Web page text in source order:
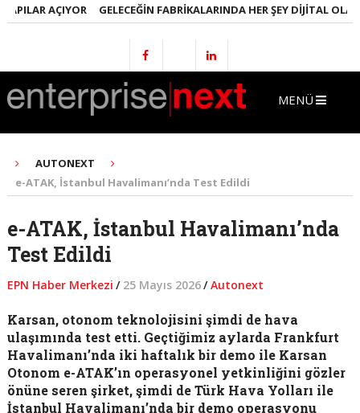
AÇIYOR GELECEĞIN FABRIKALARINDA HER ŞEY DIJITAL OLACAK
MENÜ
AUTONEXT
e-ATAK, İstanbul Havalimanı’nda Test Edildi
e-ATAK, İstanbul Havalimanı’nda
Test Edildi
EPN Haber Merkezi / 25 Mayıs 2026/ Autonext
Karsan, otonom teknolojisini şimdi de hava
ulaşımında test etti. Geçtiğimiz aylarda Frankfurt
Havalimanı’nda iki haftalık bir demo ile Karsan
Otonom e-ATAK’ın operasyonel yetkinliğini gözler
önüne seren şirket, şimdi de Türk Hava Yolları ile
İstanbul Havalimanı’nda bir demo operasyonu